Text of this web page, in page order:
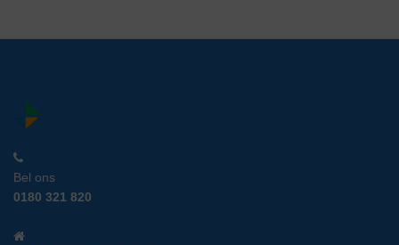
Bel ons
0180 321 820